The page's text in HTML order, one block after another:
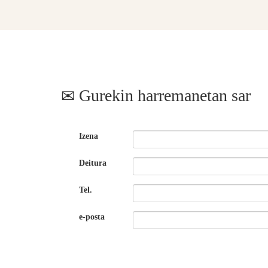
Gurekin harremanetan sar
Izena
Deitura
Tel.
e-posta